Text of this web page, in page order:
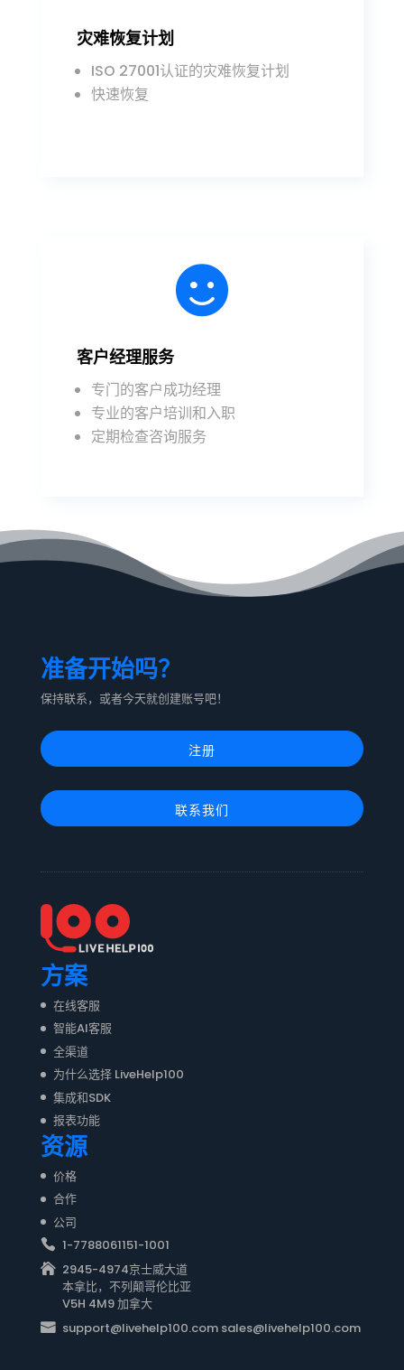
灾难恢复计划
ISO 27001认证的灾难恢复计划
快速恢复

客户经理服务
专门的客户成功经理
专业的客户培训和入职
定期检查咨询服务
准备开始吗？
保持联系，或者今天就创建账号吧！
注册
联系我们
方案
在线客服
智能AI客服
全渠道
为什么选择 LiveHelp100
集成和SDK
报表功能
资源
价格
合作
公司
1-7788061151-1001
2945-4974京士威大道
本拿比，不列颠哥伦比亚
V5H 4M9 加拿大
support@livehelp100.com sales@livehelp100.com